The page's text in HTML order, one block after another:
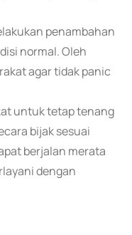
penambahan
normal. Oleh
agar tidak panic
untuk tetap tenang
bijak sesuai
berjalan merata
dengan